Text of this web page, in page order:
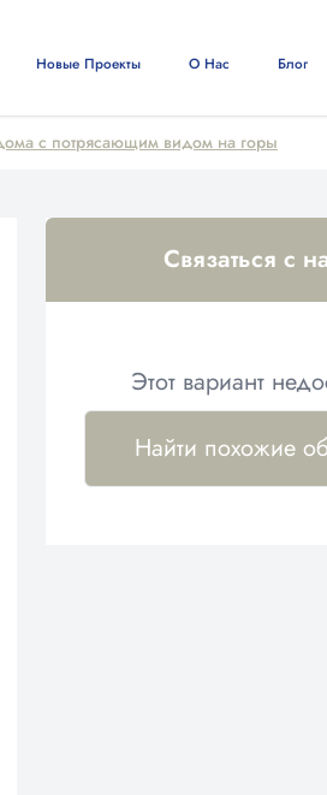
Новые Проекты О Нас Блог
с потрясающим видом на горы
Связаться с
Этот вариант
Найти похожие